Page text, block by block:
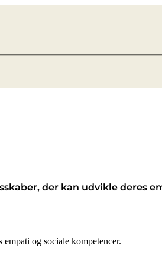
der kan udvikle deres
og sociale kompetencer.